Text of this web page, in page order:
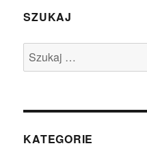
SZUKAJ
Szukaj:
KATEGORIE